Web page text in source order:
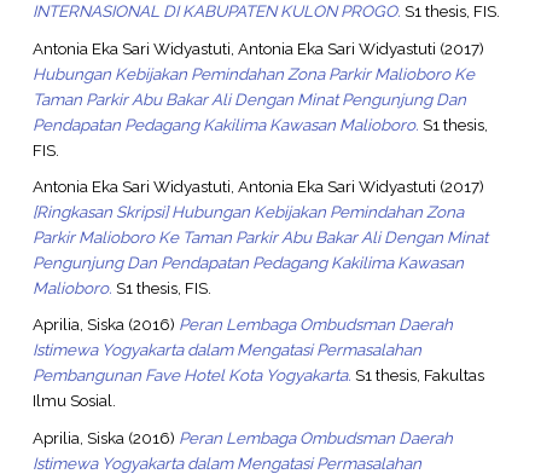
INTERNASIONAL DI KABUPATEN KULON PROGO. S1 thesis, FIS.
Antonia Eka Sari Widyastuti, Antonia Eka Sari Widyastuti (2017)
Hubungan Kebijakan Pemindahan Zona Parkir Malioboro Ke
Taman Parkir Abu Bakar Ali Dengan Minat Pengunjung Dan
Pendapatan Pedagang Kakilima Kawasan Malioboro. S1 thesis,
FIS.
Antonia Eka Sari Widyastuti, Antonia Eka Sari Widyastuti (2017)
[Ringkasan Skripsi] Hubungan Kebijakan Pemindahan Zona
Parkir Malioboro Ke Taman Parkir Abu Bakar Ali Dengan Minat
Pengunjung Dan Pendapatan Pedagang Kakilima Kawasan
Malioboro. S1 thesis, FIS.
Aprilia, Siska(2016) Peran Lembaga Ombudsman Daerah
Istimewa Yogyakarta dalam Mengatasi Permasalahan
Pembangunan Fave Hotel Kota Yogyakarta. S1 thesis, Fakultas
Ilmu Sosial.
Aprilia, Siska (2016) Peran Lembaga Ombudsman Daerah
Istimewa Yogyakarta dalam Mengatasi Permasalahan